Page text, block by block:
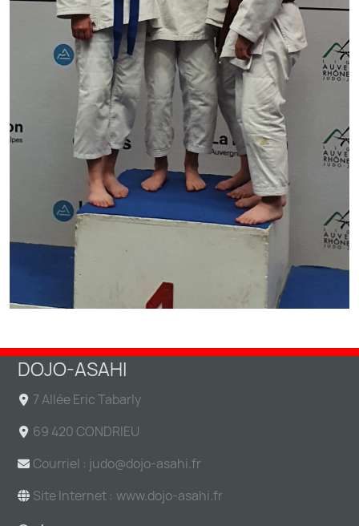
DOJO-ASAHI
7 Allée Eric Tabarly
69 420 CONDRIEU
Courriel : judo@dojo-asahi.fr
Site Internet : www.dojo-asahi.fr